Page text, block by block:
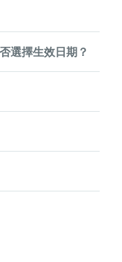
、山泥傾瀉等所引
選擇生效日期？
會為你更正有關資
每次HK$300。
，每年火險費用便
。你可以馬上按此
，整個投保流程簡